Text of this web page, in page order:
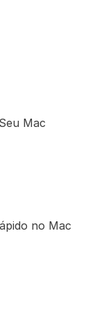
Mac
no Mac